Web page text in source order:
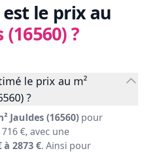
est le prix au
(16560)?
le prix au m²
?
Jauldes (16560) pour
€, avec une
2873 €. Ainsi pour